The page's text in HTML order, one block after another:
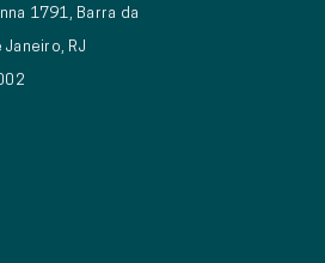
1791, Barra da
Janeiro, RJ